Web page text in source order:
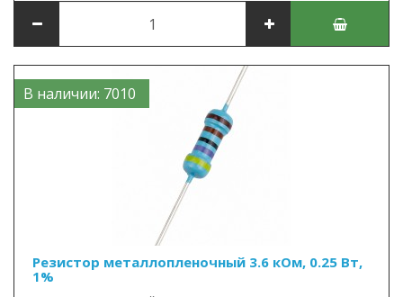
В наличии: 7010
Резистор металлопленочный 3.6 кОм, 0.25 Вт,
1%